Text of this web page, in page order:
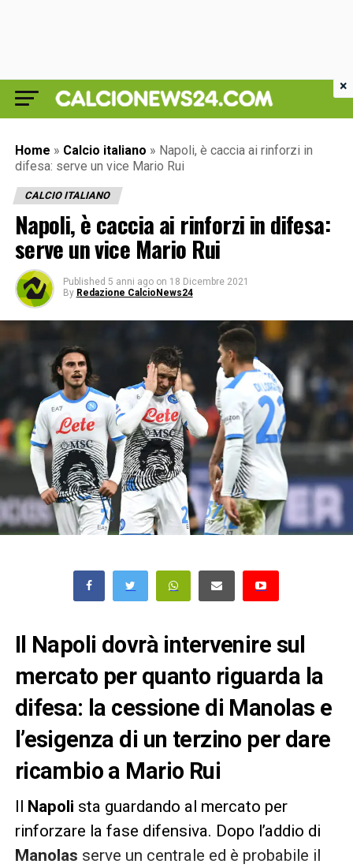
Home » Calcio italiano » Napoli, è caccia ai rinforzi in
difesa: serve un vice Mario Rui
CALCIO ITALIANO
Napoli, è caccia ai rinforzi in difesa:
serve un vice Mario Rui
Published 5 anni ago on 18 Dicembre 2021
By Redazione CalcioNews24
Il Napoli dovrà intervenire sul
mercato per quanto riguarda la
difesa: la cessione di Manolas e
l’esigenza di un terzino per dare
ricambio a Mario Rui
Il Napoli sta guardando al mercato per
rinforzare la fase difensiva. Dopo l’addio di
Manolas serve un centrale ed è probabile il
×